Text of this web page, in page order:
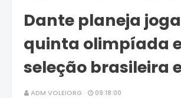
Dante planeja
quinta olimpíada
seleção brasileira
ADM VOLEIORG 09:18:00